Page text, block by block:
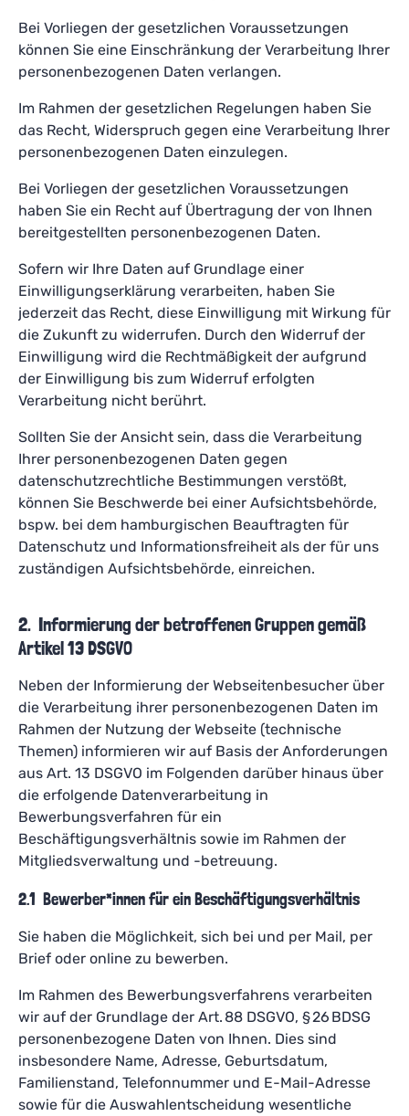
Bei Vorliegen der gesetzlichen Voraussetzungen
können Sie eine Einschränkung der Verarbeitung Ihrer
personenbezogenen Daten verlangen.
Im Rahmen der gesetzlichen Regelungen haben Sie
das Recht, Widerspruch gegen eine Verarbeitung Ihrer
personenbezogenen Daten einzulegen.
Bei Vorliegen der gesetzlichen Voraussetzungen
haben Sie ein Recht auf Übertragung der von Ihnen
bereitgestellten personenbezogenen Daten.
Sofern wir Ihre Daten auf Grundlage einer
Einwilligungserklärung verarbeiten, haben Sie
jederzeit das Recht, diese Einwilligung mit Wirkung für
die Zukunft zu widerrufen. Durch den Widerruf der
Einwilligung wird die Rechtmäßigkeit der aufgrund
der Einwilligung bis zum Widerruf erfolgten
Verarbeitung nicht berührt.
Sollten Sie der Ansicht sein, dass die Verarbeitung
Ihrer personenbezogenen Daten gegen
datenschutzrechtliche Bestimmungen verstößt,
können Sie Beschwerde bei einer Aufsichtsbehörde,
bspw. bei dem hamburgischen Beauftragten für
Datenschutz und Informationsfreiheit als der für uns
zuständigen Aufsichtsbehörde, einreichen.
2. Informierung der betroffenen Gruppen gemäß
Artikel 13 DSGVO
Neben der Informierung der Webseitenbesucher über
die Verarbeitung ihrer personenbezogenen Daten im
Rahmen der Nutzung der Webseite (technische
Themen) informieren wir auf Basis der Anforderungen
aus Art. 13 DSGVO im Folgenden darüber hinaus über
die erfolgende Datenverarbeitung in
Bewerbungsverfahren für ein
Beschäftigungsverhältnis sowie im Rahmen der
Mitgliedsverwaltung und -betreuung.
2.1 Bewerber*innen für ein Beschäftigungsverhältnis
Sie haben die Möglichkeit, sich bei und per Mail, per
Brief oder online zu bewerben.
Im Rahmen des Bewerbungsverfahrens verarbeiten
wir auf der Grundlage der Art. 88 DSGVO, § 26 BDSG
personenbezogene Daten von Ihnen. Dies sind
insbesondere Name, Adresse, Geburtsdatum,
Familienstand, Telefonnummer und E-Mail-Adresse
sowie für die Auswahlentscheidung wesentliche